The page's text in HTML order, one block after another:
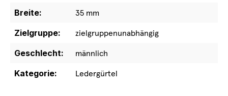
Breite:
35 mm
Zielgruppe:
zielgruppenunabhängig
Geschlecht:
männlich
Kategorie:
Ledergürtel